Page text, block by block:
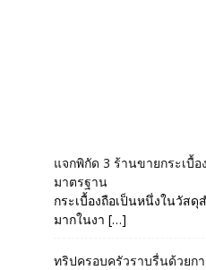
แจกพิกัด 3 ร้านขายกระเบื้
มาตรฐาน
กระเบื้องถือเป็นหนึ่งในวัส
มากในงา […]
ทริปครอบครัวราบรื่นด้วยก